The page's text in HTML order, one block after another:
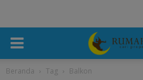
Beranda Tag Balkon